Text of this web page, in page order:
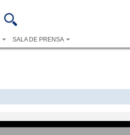
SALA DE PRENSA